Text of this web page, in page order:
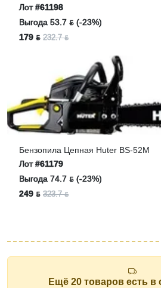
Лот#61198
Выгода 53.7 ƃ (-23%)
179 ƃ 232.7 ƃ
Бензопила Цепная Huter BS-52M
Лот#61179
Выгода 74.7 ƃ (-23%)
249 ƃ 323.7 ƃ
Ещё 20 товаров есть в